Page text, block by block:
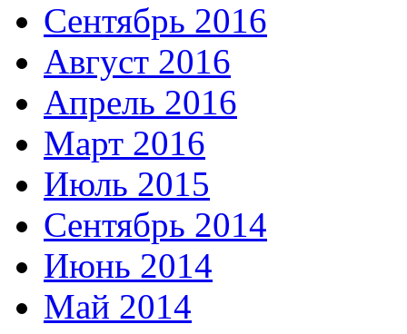
Сентябрь 2016
Август 2016
Апрель 2016
Март 2016
Июль 2015
Сентябрь 2014
Июнь 2014
Май 2014